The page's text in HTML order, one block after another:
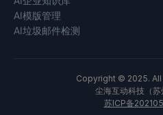
AI模版管理
AI垃圾邮件检测
Copyright © 2025.
尘海互动科技（苏
苏ICP备